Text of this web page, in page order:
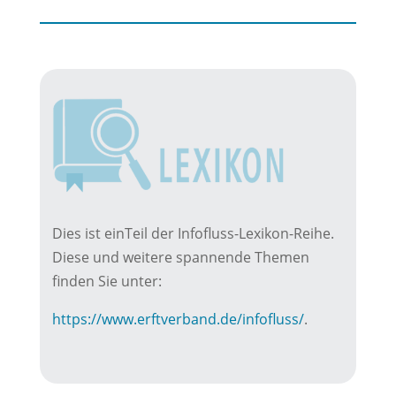
Dies ist einTeil der Infofluss-Lexikon-Reihe.
Diese und weitere spannende Themen
finden Sie unter:
https://www.erftverband.de/infofluss/.